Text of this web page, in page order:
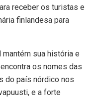
receber os turistas e
finlandesa para
sua história e
os nomes das
do país nórdico nos
e a forte